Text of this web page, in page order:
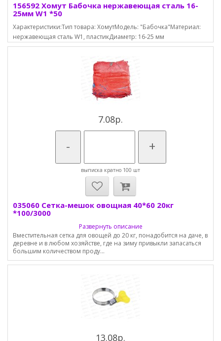
156592 Хомут Бабочка нержавеющая сталь 16-
25мм W1 *50
Характеристики:Тип товара: ХомутМодель: "Бабочка"Материал:
нержавеющая сталь W1, пластикДиаметр: 16-25 мм
7.08р.
- +
выписка кратно 100 шт
035060 Сетка-мешок овощная 40*60 20кг
*100/3000
Развернуть описание
Вместительная сетка для овощей до 20 кг, понадобится на даче, в
деревне и в любом хозяйстве, где на зиму привыкли запасаться
большим количеством проду...
13.08р.